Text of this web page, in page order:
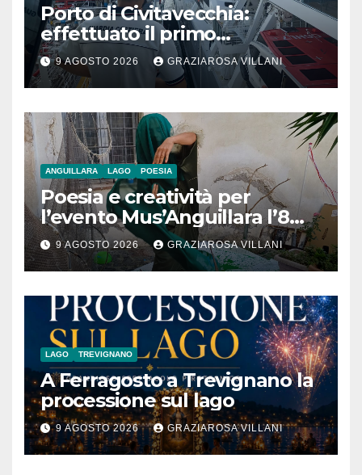
Porto di Civitavecchia:
effettuato il primo
rifornimento di GNL ad una
nave da crociera
9 AGOSTO 2026 GRAZIAROSA VILLANI
ANGUILLARA LAGO POESIA
Poesia e creatività per
l’evento Mus’Anguillara l’8
agosto 2026 al Museo
Contadino
9 AGOSTO 2026 GRAZIAROSA VILLANI
LAGO TREVIGNANO
A Ferragosto a Trevignano la
processione sul lago
9 AGOSTO 2026 GRAZIAROSA VILLANI